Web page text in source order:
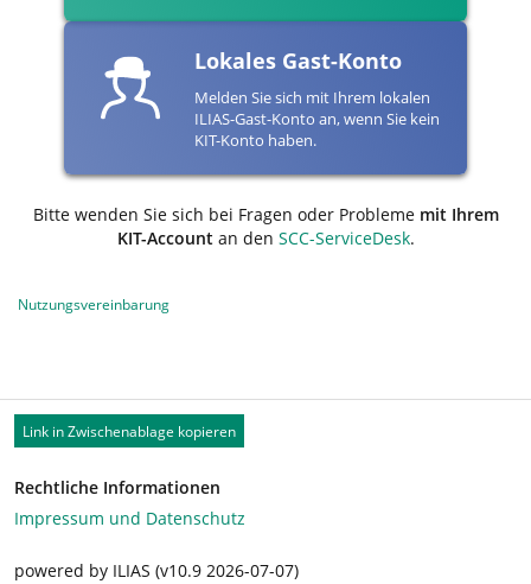
Lokales Gast-Konto
Melden Sie sich mit Ihrem lokalen
ILIAS-Gast-Konto an, wenn Sie kein
KIT-Konto haben.
Bitte wenden Sie sich bei Fragen oder Probleme mit Ihrem
KIT-Accountan den SCC-ServiceDesk.
Nutzungsvereinbarung
Link in Zwischenablage kopieren
Rechtliche Informationen
Impressum und Datenschutz
powered by ILIAS (v10.9 2026-07-07)